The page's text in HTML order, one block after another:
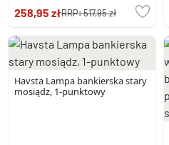
258,95 złRRP:517,95 zł
Havsta Lampa bankierska stary
mosiądz, 1-punktowy